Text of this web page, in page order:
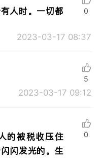
人时。一切都
2023-03-17 08:37
0
2023-03-17 09:12
5
的被税收压住
闪发光的。生
0